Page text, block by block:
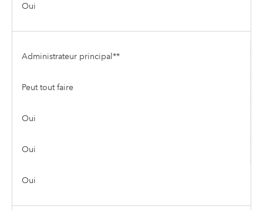
Oui
Administrateur principal**
Peut tout faire
Oui
Oui
Oui